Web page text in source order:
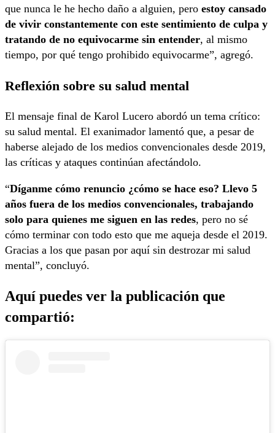
que nunca le he hecho daño a alguien, pero estoy cansado
de vivir constantemente con este sentimiento de culpa y
tratando de no equivocarme sin entender, al mismo
tiempo, por qué tengo prohibido equivocarme”, agregó.
Reflexión sobre su salud mental
El mensaje final de Karol Lucero abordó un tema crítico:
su salud mental. El exanimador lamentó que, a pesar de
haberse alejado de los medios convencionales desde 2019,
las críticas y ataques continúan afectándolo.
“Díganme cómo renuncio ¿cómo se hace eso? Llevo 5
años fuera de los medios convencionales, trabajando
solo para quienes me siguen en las redes, pero no sé
cómo terminar con todo esto que me aqueja desde el 2019.
Gracias a los que pasan por aquí sin destrozar mi salud
mental”, concluyó.
Aquí puedes ver la publicación que
compartió: